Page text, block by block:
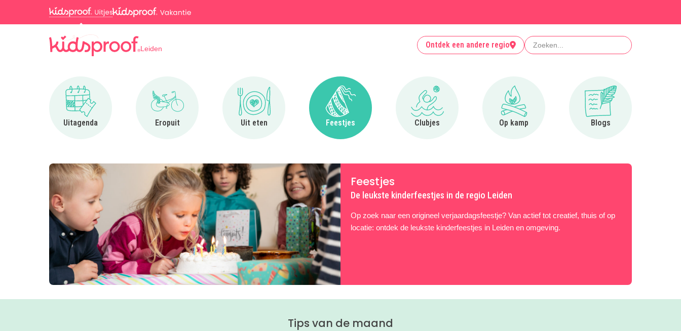
Leiden Ontdek een andere regio Zoeken
Uitagenda
Ga naar Uitagenda
Eropuit
Ga naar Eropuit
Uit eten
Ga naar Uit eten
Feestjes
Ga naar Feestjes
Clubjes
Ga naar Clubjes
Op kamp
Ga naar Op kamp
Blogs
Ga naar Blogs
Feestjes
De leukste kinderfeestjes in de regio Leiden
Op zoek naar een origineel verjaardagsfeestje? Van actief tot creatief, thuis of op
locatie: ontdek de leukste kinderfeestjes in Leiden en omgeving.
Tips van de maand